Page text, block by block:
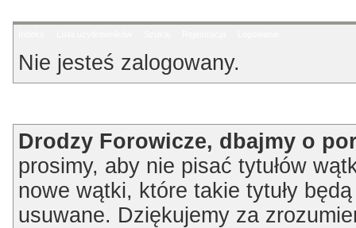
Nie jesteś zalogowany.
Drodzy Forowicze, dbajmy o
prosimy, aby nie pisać tytułów
nowe wątki, które takie tytuły
usuwane. Dziękujemy za